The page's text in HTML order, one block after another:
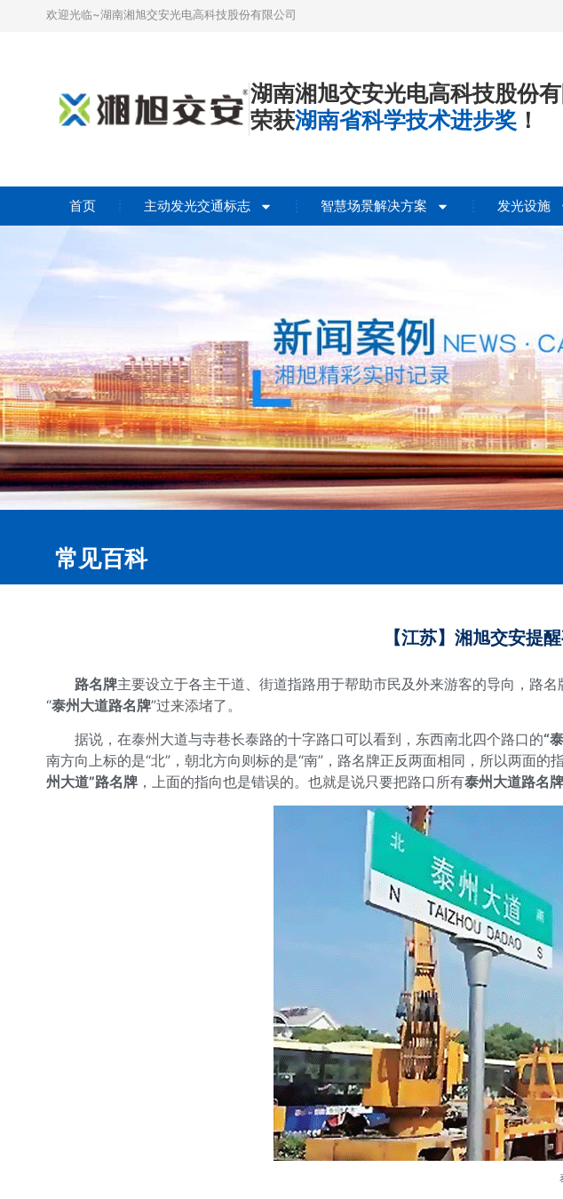
欢迎光临~湖南湘旭交安光电高科技股份有限公司
湖南湘旭交安光电高科技股份有
荣获湖南省科学技术进步奖 ！
首页 主动发光交通标志 智慧场景解决方案 发光设施
常见百科
【江苏】湘旭交安提
路名牌主要设立于各主干道、街道指路用于帮助市民及外来游客的导向，路
“泰州大道路名牌”过来添堵了。
据说，在泰州大道与寺巷长泰路的十字路口可以看到，东西南北四个路口的“
南方向上标的是“北”，朝北方向则标的是“南”，路名牌正反两面相同，所以两面
州大道”路名牌 ，上面的指向也是错误的。也就是说只要把路口所有泰州大道路名牌